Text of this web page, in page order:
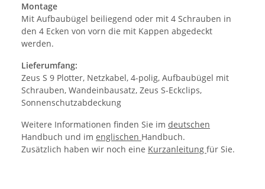
Montage
Mit Aufbaubügel beiliegend oder mit 4 Schrauben in
den 4 Ecken von vorn die mit Kappen abgedeckt
werden.
Lieferumfang:
Zeus S 9 Plotter, Netzkabel, 4-polig, Aufbaubügel mit
Schrauben, Wandeinbausatz, Zeus S-Eckclips,
Sonnenschutzabdeckung
Weitere Informationen finden Sie im deutschen
Handbuch und im englischen Handbuch.
Zusätzlich haben wir noch eine Kurzanleitung für Sie.